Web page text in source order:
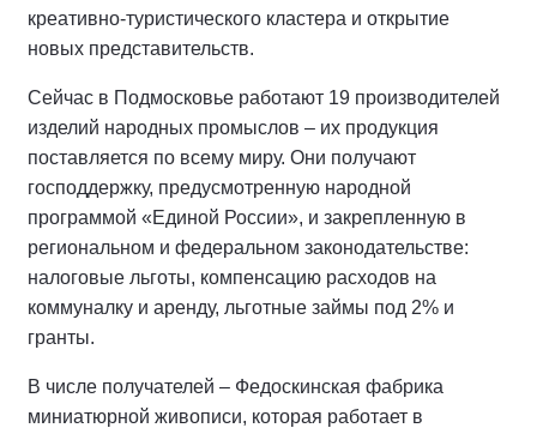
креативно-туристического кластера и открытие
новых представительств.
Сейчас в Подмосковье работают 19 производителей
изделий народных промыслов – их продукция
поставляется по всему миру. Они получают
господдержку, предусмотренную народной
программой «Единой России», и закрепленную в
региональном и федеральном законодательстве:
налоговые льготы, компенсацию расходов на
коммуналку и аренду, льготные займы под 2% и
гранты.
В числе получателей – Федоскинская фабрика
миниатюрной живописи, которая работает в